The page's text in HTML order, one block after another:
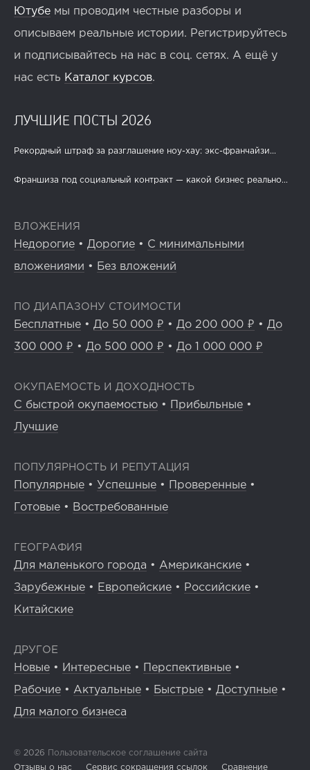
Ютубе мы проводим честные разборы и
описываем реальные истории. Регистрируйтесь
и подписывайтесь на нас в соц. сетях. А ещё у
нас есть Каталог курсов.
ЛУЧШИЕ ПОСТЫ 2026
Рекордный штраф за разглашение ноу-хау: экс-франчайзи...
Франшиза под социальный контракт — какой бизнес реально...
ВЛОЖЕНИЯ
Недорогие • Дорогие • С минимальными
вложениями • Без вложений
ПО ДИАПАЗОНУ СТОИМОСТИ
Бесплатные • До 50 000 ₽ • До 200 000 ₽ • До
300 000 ₽ • До 500 000 ₽ • До 1 000 000 ₽
ОКУПАЕМОСТЬ И ДОХОДНОСТЬ
С быстрой окупаемостью • Прибыльные •
Лучшие
ПОПУЛЯРНОСТЬ И РЕПУТАЦИЯ
Популярные • Успешные • Проверенные •
Готовые • Востребованные
ГЕОГРАФИЯ
Для маленького города • Американские •
Зарубежные • Европейские • Российские •
Китайские
ДРУГОЕ
Новые • Интересные • Перспективные •
Рабочие • Актуальные • Быстрые • Доступные •
Для малого бизнеса
© 2026 Пользовательское соглашение сайта
Отзывы о нас
Сервис сокращения ссылок Сравнение